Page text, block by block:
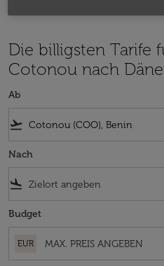
Die billigsten Tarife
Cotonou nach
Ab
flight_takeoff
Nach
flight_land
Budget
EUR